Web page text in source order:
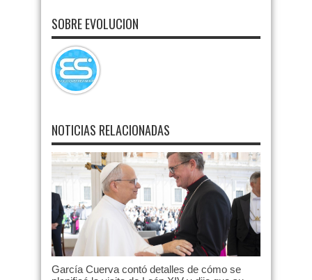
SOBRE EVOLUCION
NOTICIAS RELACIONADAS
García Cuerva contó detalles de cómo se